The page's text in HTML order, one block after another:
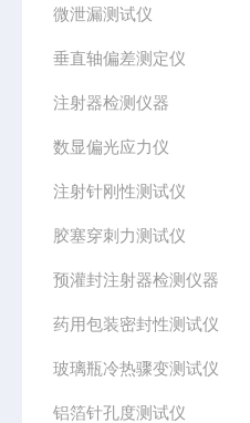
微泄漏测试仪
垂直轴偏差测定仪
注射器检测仪器
数显偏光应力仪
注射针刚性测试仪
胶塞穿刺力测试仪
预灌封注射器检测仪器
药用包装密封性测试仪
玻璃瓶冷热骤变测试仪
铝箔针孔度测试仪